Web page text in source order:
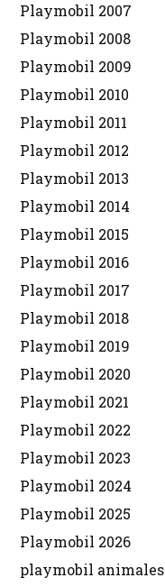
Playmobil 2007
Playmobil 2008
Playmobil 2009
Playmobil 2010
Playmobil 2011
Playmobil 2012
Playmobil 2013
Playmobil 2014
Playmobil 2015
Playmobil 2016
Playmobil 2017
Playmobil 2018
Playmobil 2019
Playmobil 2020
Playmobil 2021
Playmobil 2022
Playmobil 2023
Playmobil 2024
Playmobil 2025
Playmobil 2026
playmobil animales